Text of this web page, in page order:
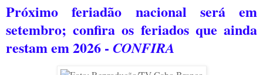
Próximo feriadão nacional será em
setembro; confira os feriados que ainda
restam em 2026 - CONFIRA